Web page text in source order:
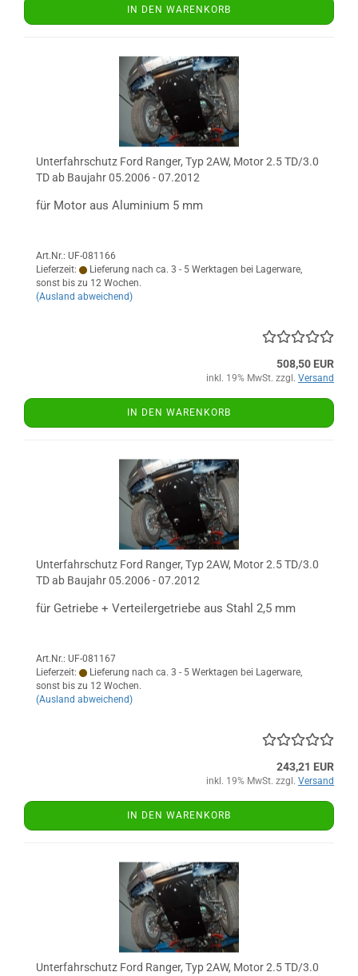
IN DEN WARENKORB
Unterfahrschutz Ford Ranger, Typ 2AW, Motor 2.5 TD/3.0
TD ab Baujahr 05.2006 - 07.2012
für Motor aus Aluminium 5 mm
Art.Nr.: UF-081166
Lieferzeit:
Lieferung nach ca. 3 - 5 Werktagen bei Lagerware,
sonst bis zu 12 Wochen.
(Ausland abweichend)
508,50 EUR
inkl. 19% MwSt. zzgl. Versand
IN DEN WARENKORB
Unterfahrschutz Ford Ranger, Typ 2AW, Motor 2.5 TD/3.0
TD ab Baujahr 05.2006 - 07.2012
für Getriebe + Verteilergetriebe aus Stahl 2,5 mm
Art.Nr.: UF-081167
Lieferzeit:
Lieferung nach ca. 3 - 5 Werktagen bei Lagerware,
sonst bis zu 12 Wochen.
(Ausland abweichend)
243,21 EUR
inkl. 19% MwSt. zzgl. Versand
IN DEN WARENKORB
Unterfahrschutz Ford Ranger, Typ 2AW, Motor 2.5 TD/3.0